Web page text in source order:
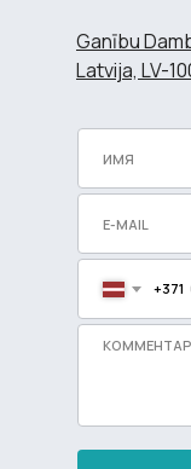
Ganību
Latvija, LV-
+371